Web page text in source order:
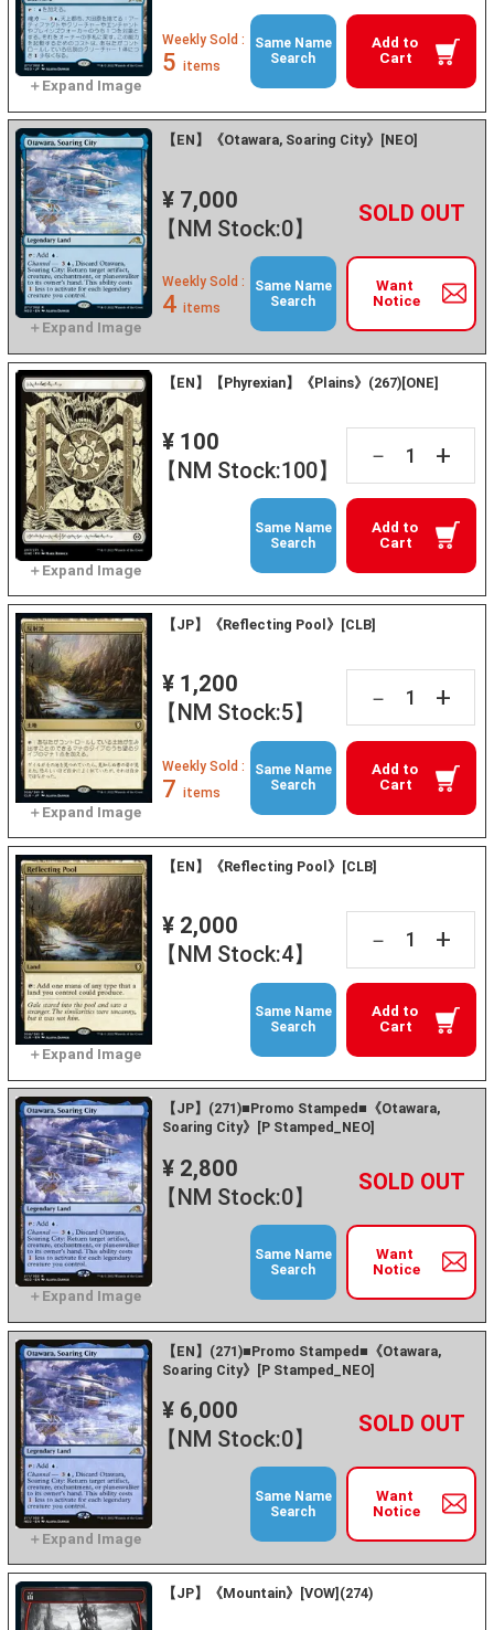
Add to
Cart
Weekly Sold :
5 items
Same Name
Search
【EN】《Otawara, Soaring City》[NEO]
¥ 7,000
【NM Stock:0】
－ +
Want
Notice
Weekly Sold :
4 items
Same Name
Search
【EN】【Phyrexian】《Plains》(267)[ONE]
¥ 100
【NM Stock:100】
－ +
Add to
Cart
Same Name
Search
【JP】《Reflecting Pool》[CLB]
¥ 1,200
【NM Stock:5】
－ +
Add to
Cart
Weekly Sold :
7 items
Same Name
Search
【EN】《Reflecting Pool》[CLB]
¥ 2,000
【NM Stock:4】
－ +
Add to
Cart
Same Name
Search
【JP】(271)■Promo Stamped■《Otawara,
Soaring City》[P Stamped_NEO]
¥ 2,800
【NM Stock:0】
－ +
Want
Notice
Same Name
Search
【EN】(271)■Promo Stamped■《Otawara,
Soaring City》[P Stamped_NEO]
¥ 6,000
【NM Stock:0】
－ +
Want
Notice
Same Name
Search
【JP】《Mountain》[VOW](274)